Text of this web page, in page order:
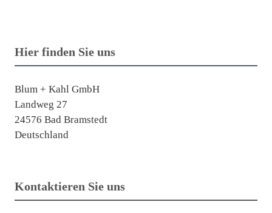
Hier finden Sie uns
Blum + Kahl GmbH
Landweg 27
24576 Bad Bramstedt
Deutschland
Kontaktieren Sie uns